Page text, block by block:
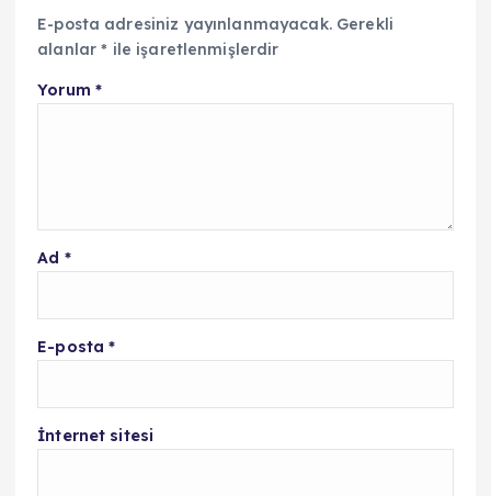
E-posta adresiniz yayınlanmayacak. Gerekli
alanlar* ile işaretlenmişlerdir
Yorum *
Ad *
E-posta*
İnternet sitesi